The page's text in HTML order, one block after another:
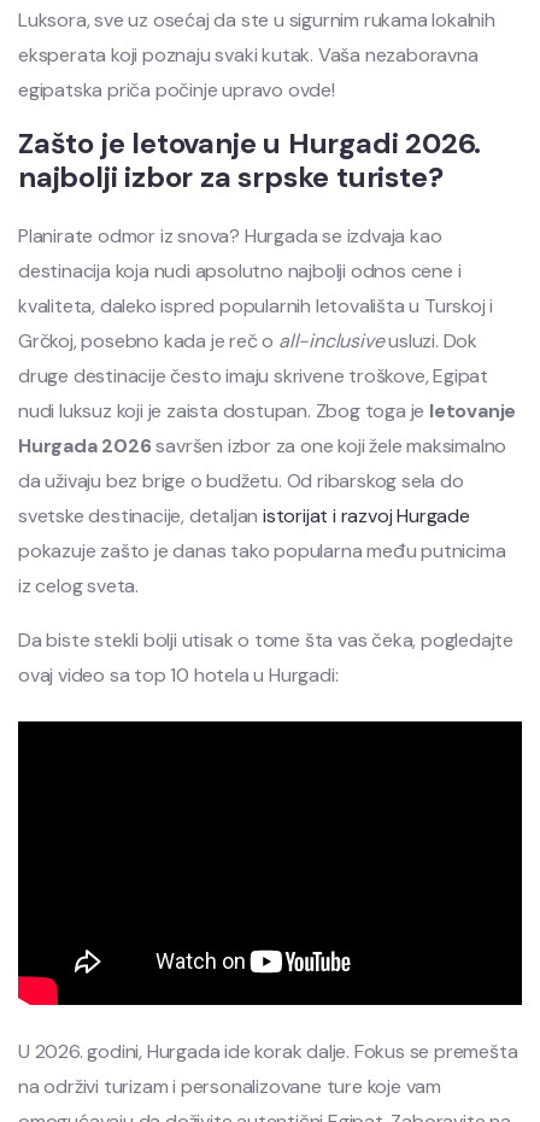
Luksora, sve uz osećaj da ste u sigurnim rukama lokalnih
eksperata koji poznaju svaki kutak. Vaša nezaboravna
egipatska priča počinje upravo ovde!
Zašto je letovanje u Hurgadi 2026.
najbolji izbor za srpske turiste?
Planirate odmor iz snova? Hurgada se izdvaja kao
destinacija koja nudi apsolutno najbolji odnos cene i
kvaliteta, daleko ispred popularnih letovališta u Turskoj i
Grčkoj, posebno kada je reč o all-inclusiveusluzi. Dok
druge destinacije često imaju skrivene troškove, Egipat
nudi luksuz koji je zaista dostupan. Zbog toga je letovanje
Hurgada 2026savršen izbor za one koji žele maksimalno
da uživaju bez brige o budžetu. Od ribarskog sela do
svetske destinacije, detaljanistorijat i razvoj Hurgade
pokazuje zašto je danas tako popularna među putnicima
iz celog sveta.
Da biste stekli bolji utisak o tome šta vas čeka, pogledajte
ovaj video sa top 10 hotela u Hurgadi:
U 2026. godini, Hurgada ide korak dalje. Fokus se premešta
na održivi turizam i personalizovane ture koje vam